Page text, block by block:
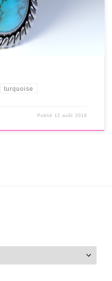
turquoise
Publié 12 août 2019